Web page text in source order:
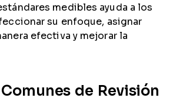
medibles ayuda a los
su enfoque, asignar
efectiva y mejorar la
de Revisión